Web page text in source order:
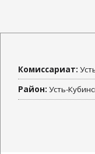
Комиссариат:
Район: Усть-